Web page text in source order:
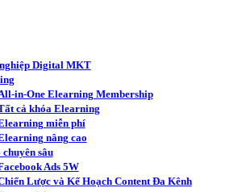
Digital MKT
in-One Elearning Membership
cả khóa Elearning
miễn phí
nâng cao
sâu
Ads 5W
Lược và Kế Hoạch Content Đa Kênh